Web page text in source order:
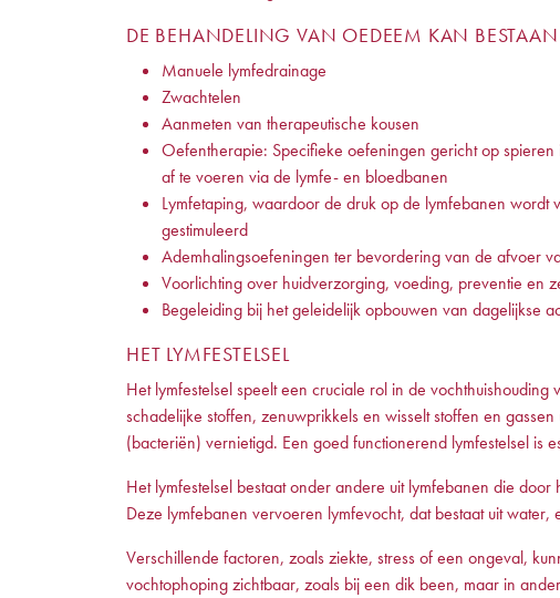
DE BEHANDELING VAN OEDEEM KAN
Manuele lymfedrainage
Zwachtelen
Aanmeten van therapeutische kousen
Oefentherapie: Specifieke oefeningen gericht op
af te voeren via de lymfe- en bloedbanen
Lymfetaping, waardoor de druk op de lymfebanen
gestimuleerd
Ademhalingsoefeningen ter bevordering van de afvoer
Voorlichting over huidverzorging, voeding, preventie en
Begeleiding bij het geleidelijk opbouwen van dagelijkse
HET LYMFESTELSEL
Het lymfestelsel speelt een cruciale rol in de
schadelijke stoffen, zenuwprikkels en wisselt stoffen en
(bacteriën) vernietigd. Een goed functionerend lymfestelsel is
Het lymfestelsel bestaat onder andere uit lymfebanen die
Deze lymfebanen vervoeren lymfevocht, dat bestaat uit water,
Verschillende factoren, zoals ziekte, stress of een ongeval,
vochtophoping zichtbaar, zoals bij een dik been, maar in